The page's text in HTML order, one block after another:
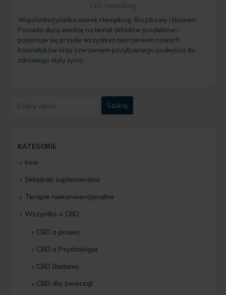
CEO HempKing
Współzałożycielka marek Hempking, Biozdrowy i Biowen.
Posiada dużą wiedzę na temat składów produktów i
pasjonuje się przede wszystkim tworzeniem nowych
kosmetyków oraz szerzeniem pozytywnego podejścia do
zdrowego stylu życia.
KATEGORIE
Inne
Składniki suplementów
Terapie niekonwencjonalne
Wszystko o CBD
CBD a prawo
CBD a Psychologia
CBD Badania
CBD dla zwierząt